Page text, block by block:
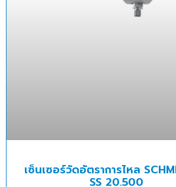
เซ็นเซอร์วัดอัตราการไหล
SS 20.500